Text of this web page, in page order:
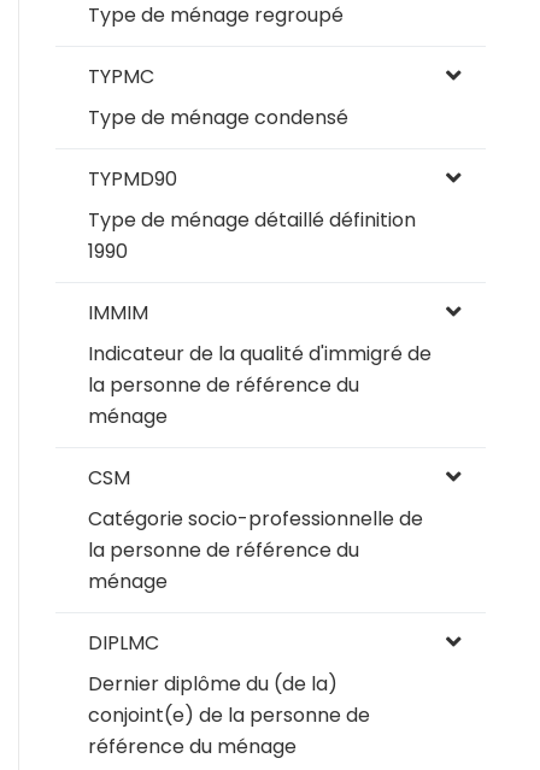
Type de ménage regroupé
TYPMC
Type de ménage condensé
TYPMD90
Type de ménage détaillé définition
1990
IMMIM
Indicateur de la qualité d'immigré de
la personne de référence du
ménage
CSM
Catégorie socio-professionnelle de
la personne de référence du
ménage
DIPLMC
Dernier diplôme du (de la)
conjoint(e) de la personne de
référence du ménage